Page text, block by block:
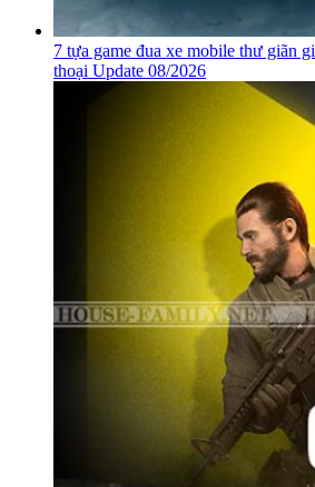
7 tựa game đua xe mobile thư giãn
thoại Update 08/2026